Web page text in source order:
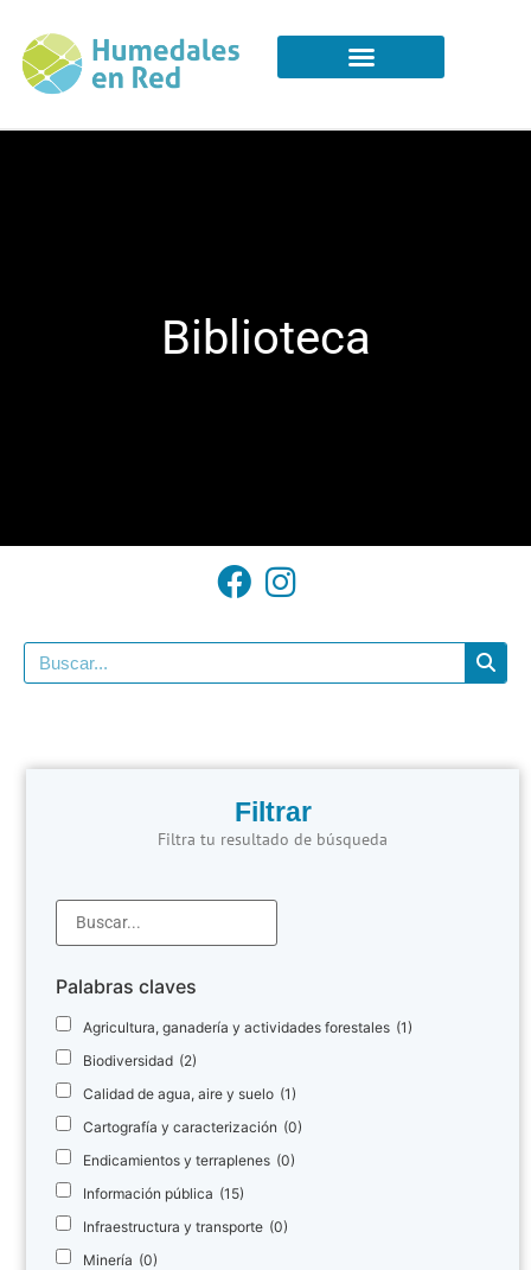
Biblioteca
Filtrar
Filtra tu resultado de búsqueda
Palabras claves
Agricultura, ganadería y actividades forestales (1)
Biodiversidad (2)
Calidad de agua, aire y suelo (1)
Cartografía y caracterización (0)
Endicamientos y terraplenes (0)
Información pública (15)
Infraestructura y transporte (0)
Minería (0)